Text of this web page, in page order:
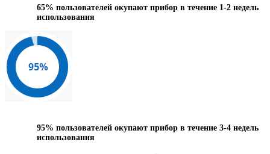
65% пользователей окупают прибор в течение 1-2 недель
использования
95% пользователей окупают прибор в течение 3-4 недель
использования